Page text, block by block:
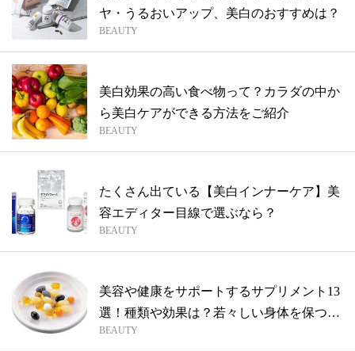
ヤ・うるおいアップ、美白のおすすめは？
BEAUTY
美白効果の高い食べ物って？カラダの中か
ら美白ケアができる方法をご紹介
BEAUTY
たくさん出ている【美白インナーケア】美
容エディター目線で選ぶなら？
BEAUTY
美容や健康をサポートするサプリメント13
選！種類や効果は？若々しい身体を保つお
す...
BEAUTY